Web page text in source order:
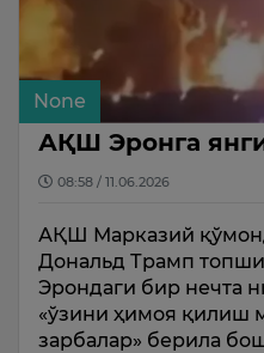
None
АҚШ Эронга
08:58 / 11.06.2026
АҚШ Марказий
Дональд Трамп
Эрондаги бир нечта
«ўзини ҳимоя қилиш
зарбалар» берила